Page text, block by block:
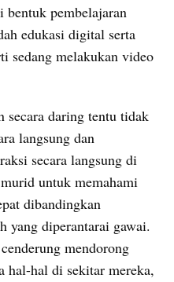
pembelajaran
edukasi digital serta
sedang melakukan video
secara daring tentu tidak
langsung dan
secara langsung di
untuk memahami
dibandingkan
yang diperantarai gawai.
mendorong
hal-hal di sekitar mereka,